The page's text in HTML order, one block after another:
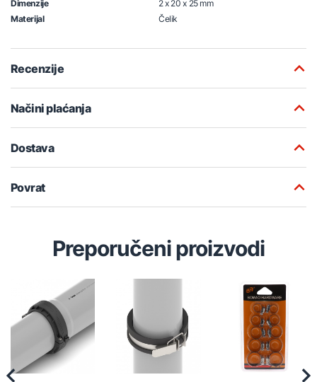
Dimenzije
2 x 20 x 25 mm
Materijal
Čelik
Recenzije
Načini plaćanja
Dostava
Povrat
Preporučeni proizvodi